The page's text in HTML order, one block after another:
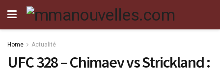
Home Actualité
UFC 328 – Chimaev vs Strickland :